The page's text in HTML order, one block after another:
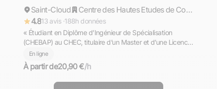
Répond rapidement
Saint-Cloud
Centre des Hautes Etudes de Construction
4.813 avis ·188h données
« Étudiant en Diplôme d’Ingénieur de Spécialisation
(CHEBAP) au CHEC, titulaire d’un Master et d’une Licence
en Physique, propose cours de Physique (niveau Lycée ,
supérieur et Prépas) en Île-de-France »
En ligne
À partir de20,90 €/h